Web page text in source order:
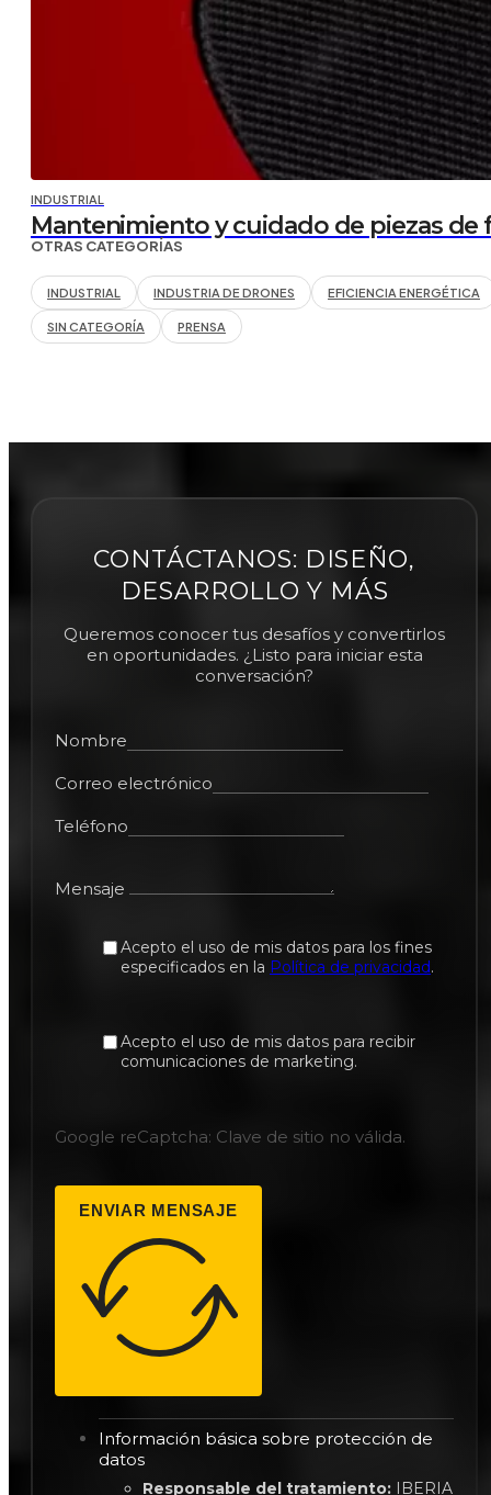
INDUSTRIAL
Mantenimiento y cuidado de piezas
OTRAS CATEGORÍAS
INDUSTRIAL INDUSTRIA DE DRONES EFICIENCIA ENERGÉTICA
SIN CATEGORÍA PRENSA
CONTÁCTANOS: DISEÑO,
DESARROLLO Y MÁS
Queremos conocer tus desafíos y convertirlos
en oportunidades. ¿Listo para iniciar esta
conversación?
Nombre
Correo electrónico
Teléfono
Mensaje
Acepto el uso de mis datos para los fines
especificados en la Política de privacidad.
Acepto el uso de mis datos para recibir
comunicaciones de marketing.
Google reCaptcha: Clave de sitio no válida.
ENVIAR MENSAJE
Información básica sobre protección de
datos
Responsable del tratamiento: IBERIA